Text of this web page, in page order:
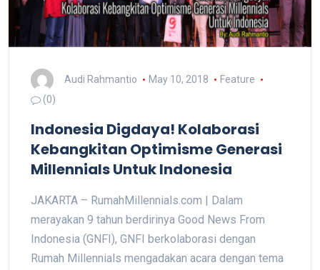
Audi Rahmantio May 10, 2018
Feature
(0)
Indonesia Digdaya! Kolaborasi
Kebangkitan Optimisme Generasi
Millennials Untuk Indonesia
JAKARTA – RumahMillennials.com | Dalam
merayakan 9 tahun berdirinya Good News From
Indonesia (GNFI), GNFI berkolaborasi dengan
Rumah Millennials mengadakan acara dengan tema